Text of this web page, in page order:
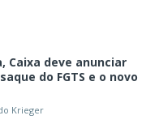
Caixa deve anunciar
do FGTS e o novo
Krieger